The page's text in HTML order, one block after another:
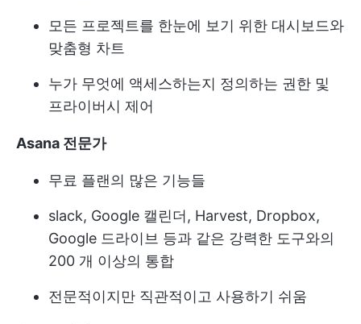
모든 프로젝트를 한눈에 보기 위한 대시보드와
맞춤형 차트
누가 무엇에 액세스하는지 정의하는 권한 및
프라이버시 제어
Asana 전문가
무료 플랜의 많은 기능들
slack, Google 캘린더, Harvest, Dropbox,
Google 드라이브 등과 같은 강력한 도구와의
200 개 이상의 통합
전문적이지만 직관적이고 사용하기 쉬움